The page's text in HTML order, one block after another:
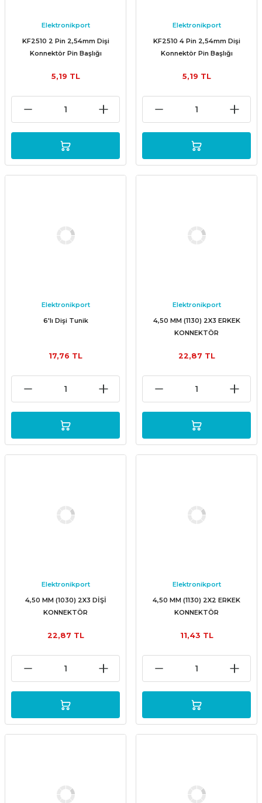
Elektronikport
KF2510 2 Pin 2,54mm Dişi
Konnektör Pin Başlığı
5,19 TL
Elektronikport
KF2510 4 Pin 2,54mm Dişi
Konnektör Pin Başlığı
5,19 TL
Elektronikport
6'lı Dişi Tunik
17,76 TL
Elektronikport
4,50 MM (1130) 2X3 ERKEK
KONNEKTÖR
22,87 TL
Elektronikport
4,50 MM (1030) 2X3 DİŞİ
KONNEKTÖR
22,87 TL
Elektronikport
4,50 MM (1130) 2X2 ERKEK
KONNEKTÖR
11,43 TL